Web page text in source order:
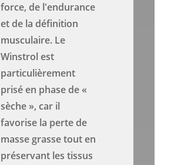
force, de l'endurance
et de la définition
musculaire. Le
Winstrol est
particulièrement
prisé en phase de «
sèche », car il
favorise la perte de
masse grasse tout en
préservant les tissus